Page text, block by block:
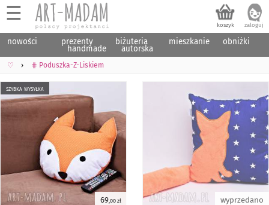
☰
nowości prezenty
handmade
biżuteria
autorska
mieszkanie obniżki
♡ ⋕ Poduszka-Z-Liskiem
szybka wysyłka
69,00 zł wyprzedano